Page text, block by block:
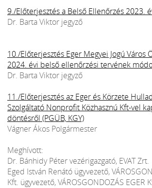
9./Előterjesztés a Belső Ellenőrzés 2023.
Dr. Barta Viktor jegyző
10./Előterjesztés Eger Megyei Jogú Város
2024. évi belső ellenőrzési tervének
Dr. Barta Viktor jegyző
11./Előterjesztés az Eger és Körzete
Szolgáltató Nonprofit Közhasznú Kft-vel
döntésről (PGÜB, KGY)
Vágner Ákos Polgármester
Meghívott:
Dr. Bánhidy Péter vezérigazgató, EVAT Zrt.
Eged István Renátó ügyvezető,
Kft. ügyvezető, VÁROSGONDOZÁS EGER